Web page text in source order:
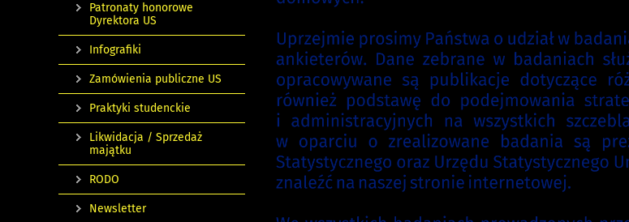
Patronaty honorowe
Dyrektora US
Infografiki
Zamówienia publiczne US
Praktyki studenckie
Likwidacja / Sprzedaż
majątku
RODO
Newsletter